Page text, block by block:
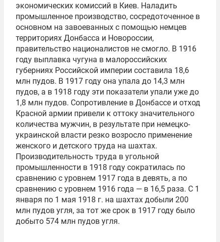
экономических комиссий в Киев. Наладить
промышленное производство, сосредоточенное в
основном на завоеванных с помощью немцев
территориях Донбасса и Новороссии,
правительство националистов не смогло. В 1916
году выплавка чугуна в малороссийских
губерниях Российской империи составила 18,6
млн пудов. В 1917 году она упала до 14,3 млн
пудов, а в 1918 году эти показатели упали уже до
1,8 млн пудов. Сопротивление в Донбассе и отход
Красной армии привели к оттоку значительного
количества мужчин, в результате при немецко-
украинской власти резко возросло применение
женского и детского труда на шахтах.
Производительность труда в угольной
промышленности в 1918 году сократилась по
сравнению с уровнем 1917 года в девять, а по
сравнению с уровнем 1916 года — в 16,5 раза. С 1
января по 1 мая 1918 г. на шахтах добыли 200
млн пудов угля, за тот же срок в 1917 году было
добыто 574 млн пудов угля.